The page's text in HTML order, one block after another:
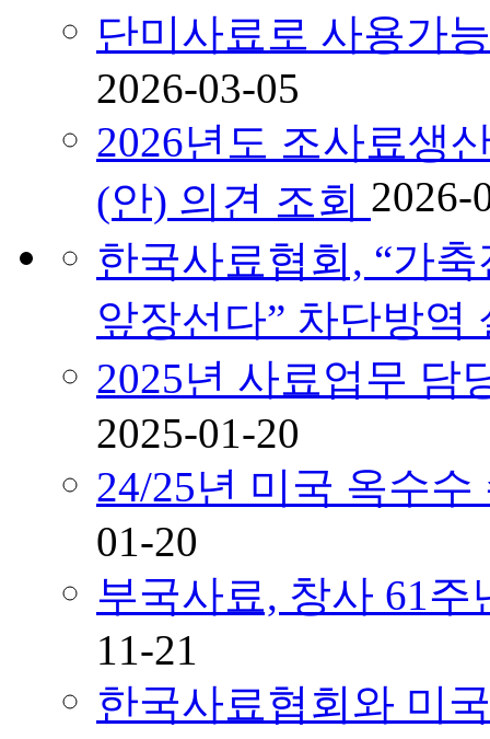
단미사료로 사용가
2026-03-05
2026년도 조사료생
(안) 의견 조회 2026-
한국사료협회, “가
앞장선다” 차단방역
2025년 사료업무 담
2025-01-20
24/25년 미국 옥수
01-20
부국사료, 창사 61
11-21
한국사료협회와 미